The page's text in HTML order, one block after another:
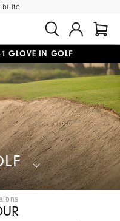
IN GOLF
&RETOUR GRATUIT